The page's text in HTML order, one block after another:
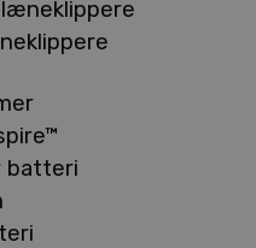
batteri